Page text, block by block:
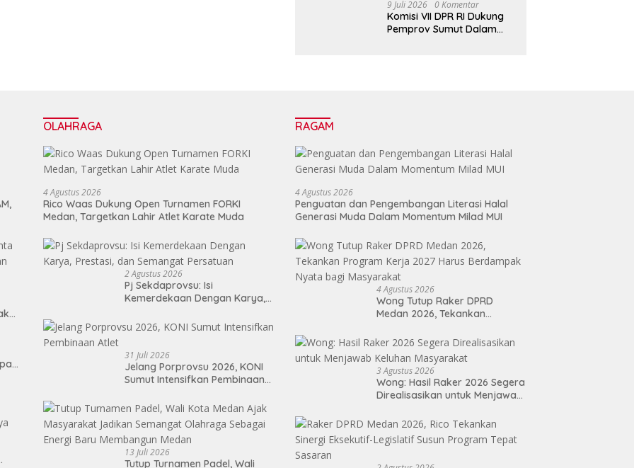
9 Juli 2026 0 Komentar
Komisi VII DPR RI Dukung
Pemprov Sumut Dalam
OLAHRAGA
4 Agustus 2026
Rico Waas Dukung Open Turnamen FORKI
Medan, Targetkan Lahir Atlet Karate Muda
2 Agustus 2026
Pj Sekdaprovsu: Isi
Kemerdekaan Dengan Karya,
Persatuan
31 Juli 2026
Jelang Porprovsu 2026, KONI
Sumut Intensifkan Pembinaan
13 Juli 2026
Tutup Turnamen Padel, Wali
RAGAM
4 Agustus 2026
Penguatan dan Pengembangan Literasi Halal
Generasi Muda Dalam Momentum Milad MUI
4 Agustus 2026
Wong Tutup Raker DPRD
Medan 2026, Tekankan
Berdampak Nyata bagi
Masyarakat
3 Agustus 2026
Wong: Hasil Raker 2026 Segera
Direalisasikan untuk Menjawab